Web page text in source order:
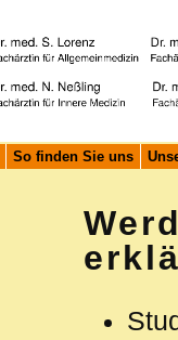
So finden Sie uns